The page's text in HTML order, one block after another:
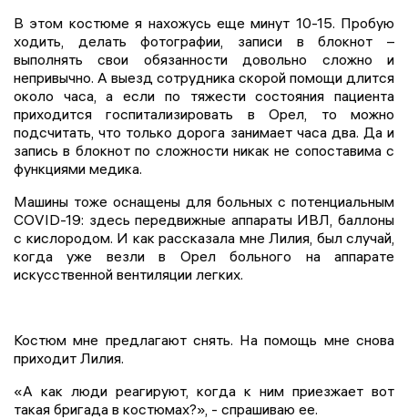
В этом костюме я нахожусь еще минут 10-15. Пробую
ходить, делать фотографии, записи в блокнот –
выполнять свои обязанности довольно сложно и
непривычно. А выезд сотрудника скорой помощи длится
около часа, а если по тяжести состояния пациента
приходится госпитализировать в Орел, то можно
подсчитать, что только дорога занимает часа два. Да и
запись в блокнот по сложности никак не сопоставима с
функциями медика.
Машины тоже оснащены для больных с потенциальным
COVID-19: здесь передвижные аппараты ИВЛ, баллоны
с кислородом. И как рассказала мне Лилия, был случай,
когда уже везли в Орел больного на аппарате
искусственной вентиляции легких.
Костюм мне предлагают снять. На помощь мне снова
приходит Лилия.
«А как люди реагируют, когда к ним приезжает вот
такая бригада в костюмах?», - спрашиваю ее.